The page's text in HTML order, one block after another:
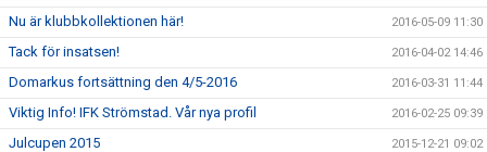
Nu är klubbkollektionen här! 2016-05-09 11:30
Tack för insatsen! 2016-04-02 14:46
Domarkus fortsättning den 4/5-2016 2016-03-31 11:44
Viktig Info! IFK Strömstad. Vår nya profil 2016-02-25 09:39
Julcupen 2015 2015-12-21 09:02